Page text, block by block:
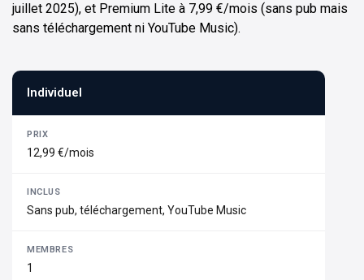
juillet 2025), et Premium Lite à 7,99 €/mois (sans pub mais
sans téléchargement ni YouTube Music).
Individuel
12,99 €/mois
Sans pub, téléchargement, YouTube Music
1